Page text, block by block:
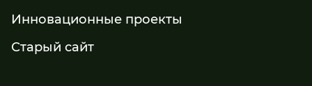
Инновационные проекты
Старый сайт